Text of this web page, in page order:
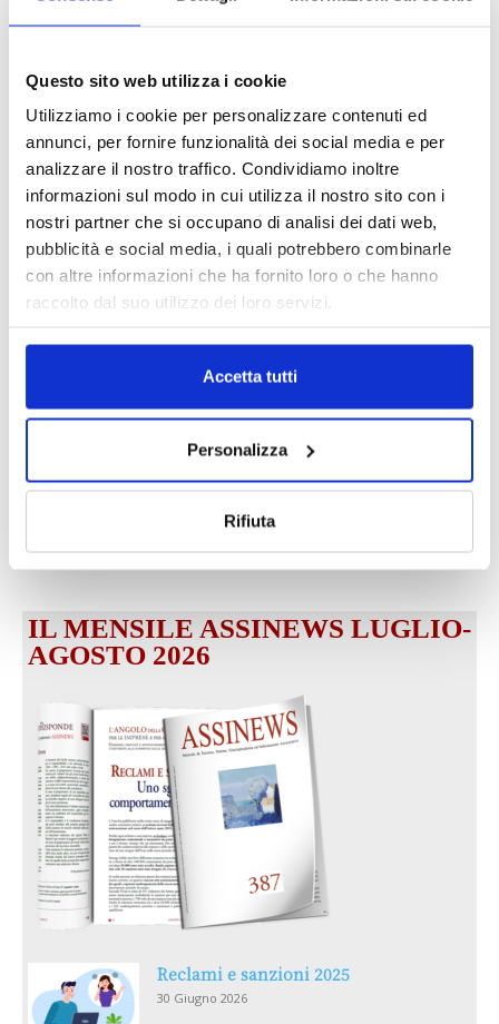
Questo sito web utilizza i cookie
Utilizziamo i cookie per personalizzare contenuti ed
annunci, per fornire funzionalità dei social media e per
analizzare il nostro traffico. Condividiamo inoltre
informazioni sul modo in cui utilizza il nostro sito con i
nostri partner che si occupano di analisi dei dati web,
pubblicità e social media, i quali potrebbero combinarle
con altre informazioni che ha fornito loro o che hanno
raccolto dal suo utilizzo dei loro servizi.
Accetta tutti
Personalizza
Rifiuta
Prima Assicurazioni: grande
intermediari partner 2026
1 Luglio 2026
MAGNIFICA HUMANITAS (l’impatto
dell’IA sul futuro e oltre)
IL MENSILE ASSINEWS LUGLIO-
AGOSTO 2026
Reclami e sanzioni 2025
30 Giugno 2026